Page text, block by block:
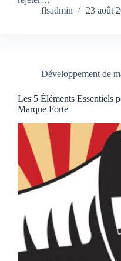
flsadmin
23 août
Développement de
Les 5 Éléments Essentiels
Marque Forte